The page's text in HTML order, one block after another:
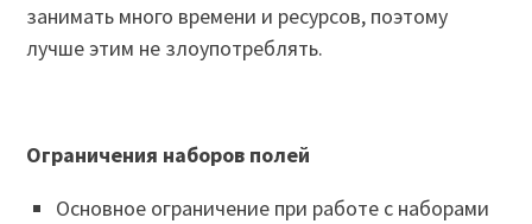
занимать много времени и ресурсов, поэтому
лучше этим не злоупотреблять.
Ограничения наборов полей
Основное ограничение при работе с наборами